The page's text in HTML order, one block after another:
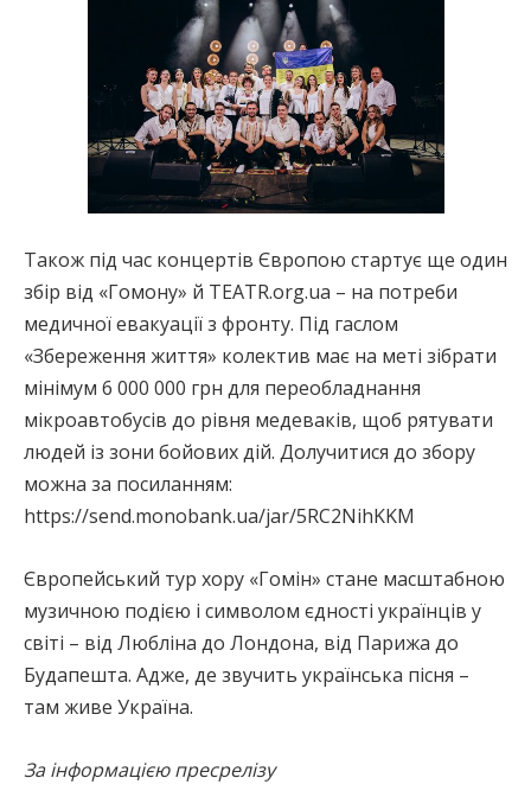
Також під час концертів Європою стартує ще один
збір від «Гомону» й TEATR.org.ua – на потреби
медичної евакуації з фронту. Під гаслом
«Збереження життя» колектив має на меті зібрати
мінімум 6 000 000 грн для переобладнання
мікроавтобусів до рівня медеваків, щоб рятувати
людей із зони бойових дій. Долучитися до збору
можна за посиланням:
https://send.monobank.ua/jar/5RC2NihKKM
Європейський тур хору «Гомін» стане масштабною
музичною подією і символом єдності українців у
світі – від Любліна до Лондона, від Парижа до
Будапешта. Адже, де звучить українська пісня –
там живе Україна.
За інформацією пресрелізу